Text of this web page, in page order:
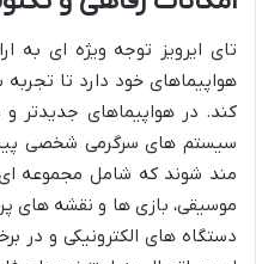
تای ایرویز توجه ویژه ای به
هواپیماهای خود دارد تا تجربه
کند. در هواپیماهای جدیدتر و
سیستم های سرگرمی شخصی
مند شوند که شامل مجموعه ای
دستگاه های الکترونیکی و در